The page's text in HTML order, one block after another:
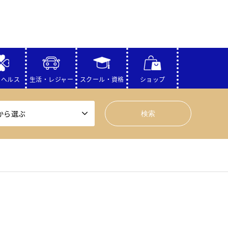
ルス 生活・レジャー スクール・資格 ショップ
ら選ぶ